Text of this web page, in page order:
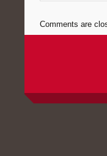
Comments are